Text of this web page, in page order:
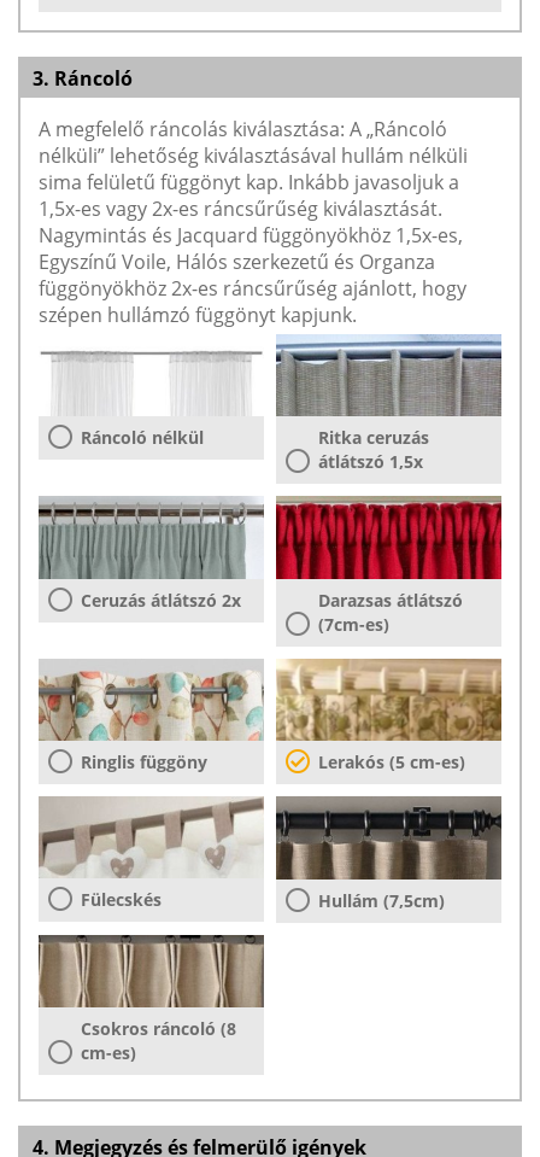
3. Ráncoló
A megfelelő ráncolás kiválasztása: A „Ráncoló
nélküli” lehetőség kiválasztásával hullám nélküli
sima felületű függönyt kap. Inkább javasoljuk a
1,5x-es vagy 2x-es ráncsűrűség kiválasztását.
Nagymintás és Jacquard függönyökhöz 1,5x-es,
Egyszínű Voile, Hálós szerkezetű és Organza
függönyökhöz 2x-es ráncsűrűség ajánlott, hogy
szépen hullámzó függönyt kapjunk.
Ráncoló nélkül
Ritka ceruzás
átlátszó 1,5x
Ceruzás átlátszó 2x
Darazsas átlátszó
(7cm-es)
Ringlis függöny Lerakós (5 cm-es)
Fülecskés Hullám (7,5cm)
Csokros ráncoló (8
cm-es)
4. Megjegyzés és felmerülő igények